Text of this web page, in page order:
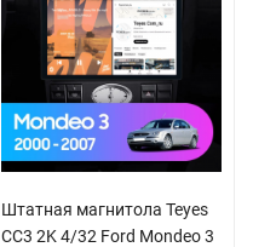
Штатная магнитола Teyes
CC3 2K 4/32 Ford Mondeo 3